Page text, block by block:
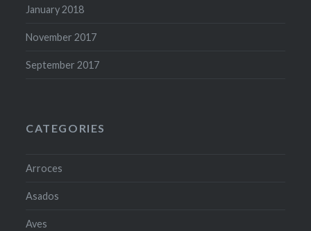
January 2018
November 2017
September 2017
CATEGORIES
Arroces
Asados
Aves